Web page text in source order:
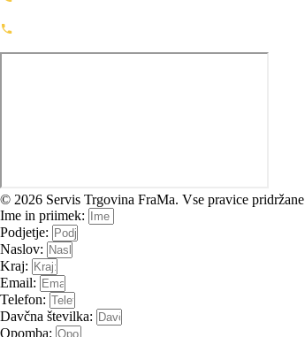
© 2026 Servis Trgovina FraMa. Vse pravice pridržane
Ime in priimek:
Podjetje:
Naslov:
Kraj:
Email:
Telefon:
Davčna številka:
Opomba: